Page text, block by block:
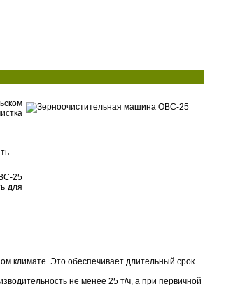
25
для
климате. Это обеспечивает длительный срок
не менее 25 т/ч, а при первичной